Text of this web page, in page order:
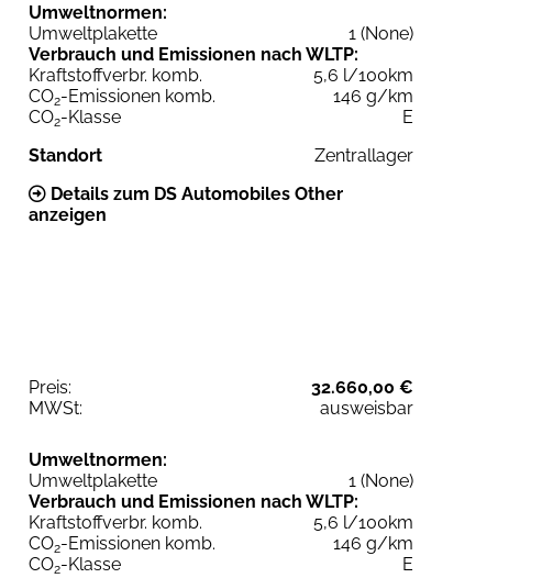
Umweltnormen:
Umweltplakette
1 (None)
Verbrauch und Emissionen nach WLTP:
Kraftstoffverbr. komb.
5,6 l/100km
CO2-Emissionen komb.
146 g/km
CO2-Klasse
E
Standort
Zentrallager
Details zum DS Automobiles Other
anzeigen
Preis:
32.660,00 €
MWSt:
ausweisbar
Umweltnormen:
Umweltplakette
1 (None)
Verbrauch und Emissionen nach WLTP:
Kraftstoffverbr. komb.
5,6 l/100km
CO2-Emissionen komb.
146 g/km
CO2-Klasse
E